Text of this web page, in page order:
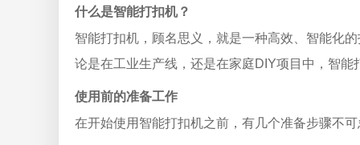
什么是智能打扣机？
智能打扣机，顾名思义，就是一种高效、智能化
论是在工业生产线，还是在家庭DIY项目中，智能
使用前的准备工作
在开始使用智能打扣机之前，有几个准备步骤不